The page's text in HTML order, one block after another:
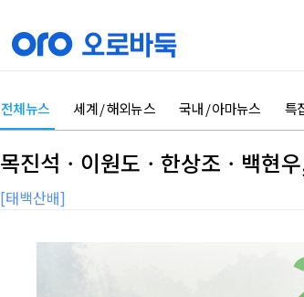
전체뉴스 세계 / 해외뉴스 국내 / 아마뉴스 특
목진석ㆍ이원도ㆍ한상조ㆍ백현
[태백산배]